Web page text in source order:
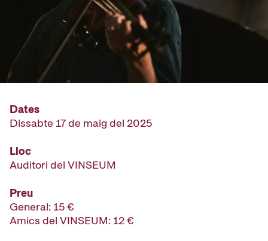
Dates
Dissabte 17 de maig del 2025
Lloc
Auditori del VINSEUM
Preu
General: 15 €
Amics del VINSEUM: 12 €